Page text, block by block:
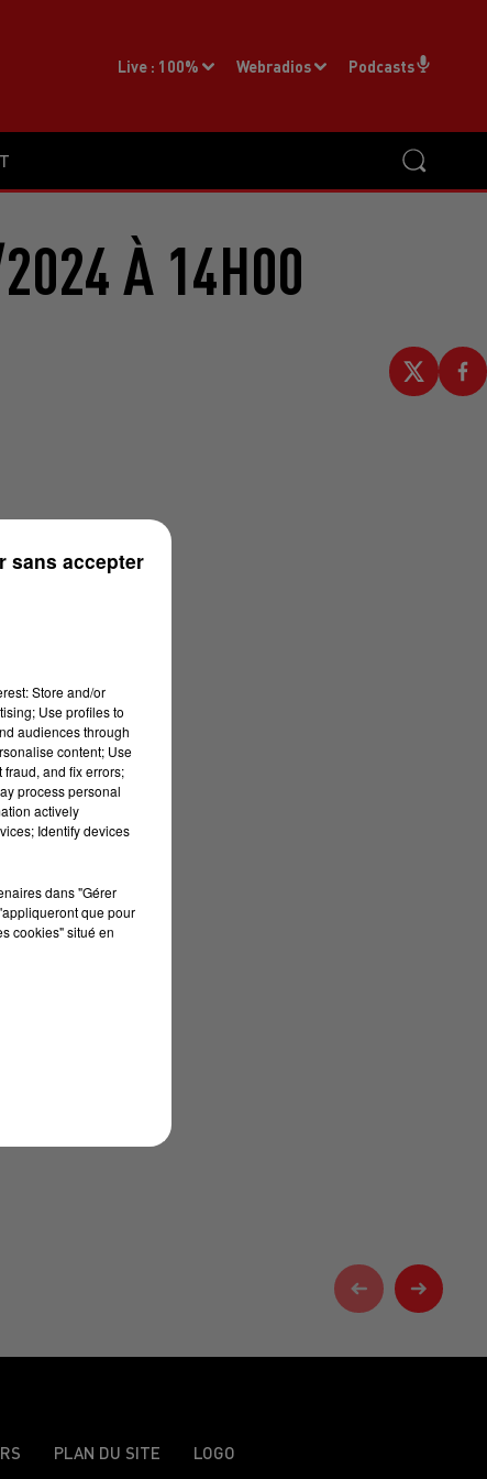
Live : 100% Webradios Podcasts
À 14H00
PLAN DU SITE LOGO
Store and/or
Use profiles to
audiences through
content; Use
and fix errors;
process personal
actively
Identify devices
dans "Gérer
que pour
cookies" situé en
sans accepter